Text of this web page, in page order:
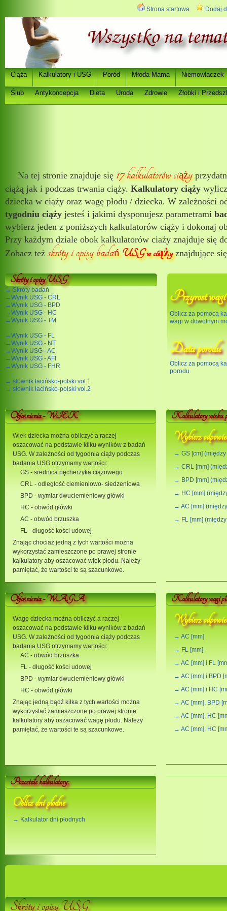
Strona startowa Dodaj
Ciąża Kalkulatory i USG Poród Młoda Mama Niemowlaczek
Ślub Antykoncepcja Dieta Uroda Zdrowie Żłobki i
Na tej stronie znajduje się 17 kalkulatorów ciąży
ciążą jak i podczas trwania ciąży. Kalkulatory ciąży
dziecka w ciąży oraz wagę płodu / dziecka. W zależności
tygodniu ciąży jesteś i jakimi dysponujesz parametrami
wybierz jeden z poniższych kalkulatorów ciąży i dokonaj
Przy każdym dziale obok kalkulatorów ciaży znajduje się
Zobacz też skróty i opisy badań USG w ciążyznajdujące
Skróty i opisy USG
→ Skróty badań
→Wynik USG - CRL
→Wynik USG - BPD
→Wynik USG - HC
→Wynik USG - TM
→Wynik USG - FL
→Wynik USG - NT
→Wynik USG - AC
→Wynik USG - AFI
→Wynik USG - FHR
→ słownik łacińsko-polski vol.1
→ słownik łacińsko-polski vol.2
Przyrost
Oblicz za pomocą
wagi w dowolnym
Data porodu
Oblicz za pomocą
porodu
Objaśnienia - WIEK
Wiek dziecka można obliczyć a raczej
oszacować na podstawie kilku wyników z badań
USG. W zależności od tygodnia ciąży podczas
badania USG otrzymamy wartości:
GS - srednica pęcherzyka ciążowego
CRL - odległość ciemieniowo- siedzeniowa
BPD - wymiar dwuciemieniowy główki
HC - obwód główki
AC - obwód brzuszka
FL - długość kości udowej
Znając chociaż jedną z tych wartości można
wykorzystać zamieszczone po prawej stronie
kalkulatory aby oszacować wiek płodu. Należy
pamiętać, że wartości te są szacunkowe.
Kalkulatory wieku
Wybierz
→ GS [cm]
→ CRL [mm]
→ BPD [mm]
→ HC [mm]
→ AC [mm]
→ FL [mm]
Objaśnienia - WAGA
Wagę dziecka można obliczyć a raczej
oszacować na podstawie kilku wyników z badań
USG. W zależności od tygodnia ciąży podczas
badania USG otrzymamy wartości:
AC - obwód brzuszka
FL - długość kości udowej
BPD - wymiar dwuciemieniowy główki
HC - obwód główki
Znając jedną bądź kilka z tych wartości można
wykorzystać zamieszczone po prawej stronie
kalkulatory aby oszacować wagę płodu. Należy
pamiętać, że wartości te są szacunkowe.
Kalkulatory wagi
Wybierz
→ AC [mm]
→ FL [mm]
→ AC [mm] i FL
→ AC [mm] i BPD
→ AC [mm] i HC
→ AC [mm], BPD
→ AC [mm], HC
→ AC [mm], HC
Pozostałe kalkulatory:
Oblicz dni płodne
→ Kalkulator dni płodnych
Skróty i opisy USG